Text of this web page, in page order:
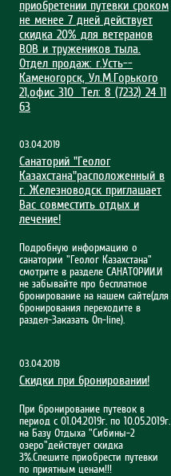
приобрет­ении путевки сроком
не менее 7 дней действует
скидка 20% для ветеранов
ВОВ и тружеников тыла.
Отдел продаж: г.Усть-­
Каменогорск, Ул.М.Гор­ького
21,офис 310 Тел: 8 (7232) 24 11
63
03.04.2019
Санаторий "Геолог
Казахстана"расположенный в
г. Железноводск приглашает
Вас совместить отдых и
лечение!
Подробную информацию о
санатории "Геолог Казахстана"
смотрите в разделе САНАТОРИИ.И
не забывайте про бесплатное
бронирование на нашем сайте(для
бронирования переходите в
раздел-Заказать On-line).
03.04.2019
Скидки при бронировании!
При бронирование путевок в
период с 01.04.2019г. по 10.05.2019г.
на Базу Отдыха "Сибины-2
озеро"действует скидка
3%.Спешите приобрести путевки
по приятным ценам!!!